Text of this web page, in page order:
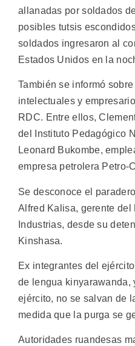
allanadas por soldados
posibles tutsis
soldados ingresaron al
Estados Unidos en la
También se informó
intelectuales y
RDC. Entre ellos,
del Instituto Pedagógico
Leonard Bukombe,
empresa petrolera Petro-
Se desconoce el
Alfred Kalisa, gerente del
Industrias, desde su
Kinshasa.
Ex integrantes del
de lengua kinyarawanda,
ejército, no se salvan de
medida que la purga se
Autoridades ruandesas